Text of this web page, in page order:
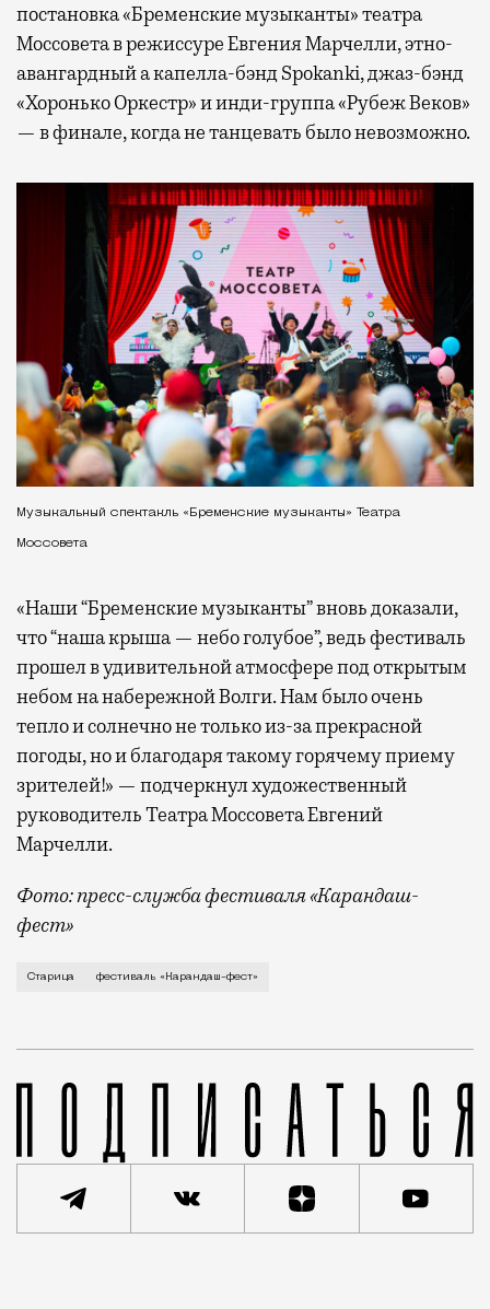
постановка «Бременские музыканты» театра
Моссовета в режиссуре Евгения Марчелли, этно-
авангардный а капелла-бэнд Spokanki, джаз-бэнд
«Хоронько Оркестр» и инди-группа «Рубеж Веков»
— в финале, когда не танцевать было невозможно.
Музыкальный спектакль «Бременские музыканты» Театра
Моссовета
«Наши “Бременские музыканты” вновь доказали,
что “наша крыша — небо голубое”, ведь фестиваль
прошел в удивительной атмосфере под открытым
небом на набережной Волги. Нам было очень
тепло и солнечно не только из-за прекрасной
погоды, но и благодаря такому горячему приему
зрителей!» — подчеркнул художественный
руководитель Театра Моссовета Евгений
Марчелли.
Фото: пресс-служба фестиваля «Карандаш-
фест»
В минувший уикенд маленькая Старица в
Старица фестиваль «Карандаш-фест»